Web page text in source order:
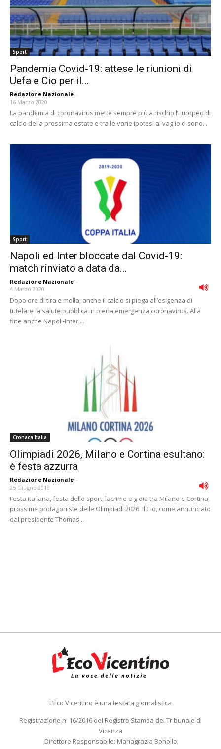
Sport
Pandemia Covid-19: attese le riunioni di
Uefa e Cio per il...
Redazione Nazionale -
16 Marzo 2020
La pandemia di coronavirus mette sempre più a rischio l’Europeo di
calcio della prossima estate e tra le varie ipotesi al vaglio ci sono...
Sport
Napoli ed Inter bloccate dal Covid-19:
match rinviato a data da...
Redazione Nazionale -
4 Marzo 2020
Dopo ore di tira e molla, anche il calcio si piega all’esigenza di
tutelare la salute pubblica in piena emergenza coronavirus. Alla
fine anche Napoli-Inter,...
Cronaca Italia
Olimpiadi 2026, Milano e Cortina esultano:
è festa azzurra
Redazione Nazionale -
25 Giugno 2019
Festa italiana, festa dello sport, lacrime e gioia tra Milano e Cortina,
prossime protagoniste delle Olimpiadi 2026. Il Cio, come annunciato
dal presidente Thomas...
L’Eco Vicentino è una testata giornalistica
Registrazione n. 16/2016 del Registro Stampa del Tribunale di
Vicenza
Direttore Responsabile: Mariagrazia Bonollo